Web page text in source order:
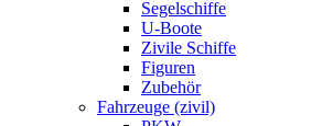
Segelschiffe
U-Boote
Zivile Schiffe
Figuren
Zubehör
Fahrzeuge (zivil)